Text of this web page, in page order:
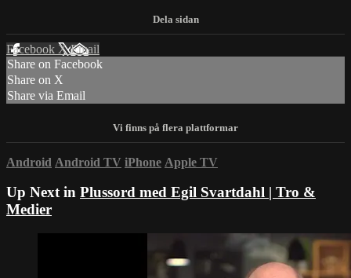
Facebook XEmail
Share on Facebook
Share on X
Share via Email
Android Android TV iPhone Apple TV
Up Next in Plussord med Egil Svartdahl | Tro &
Medier